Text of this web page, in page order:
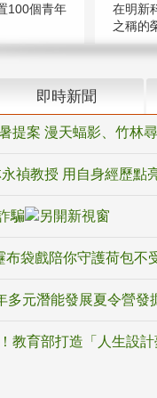
100個青年
在明新
之稱的
即時新聞
提案 漫天蝠影、竹林
禎教授 用自身經歷點
騙
布袋戲陪你守護荷包不
多元潛能發展夏令營發
教育部打造「人生設